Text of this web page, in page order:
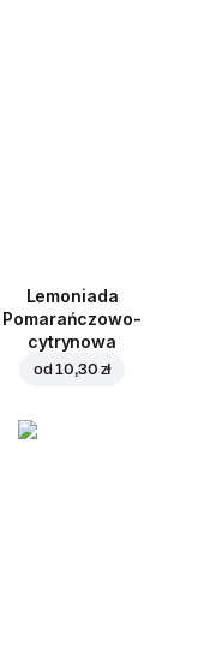
Lemoniada
Pomarańczowo-
cytrynowa
od10,30 zł